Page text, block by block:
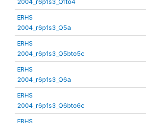
ERHS
2004_r6p1s3_Q5a
ERHS
2004_r6p1s3_Q5bto5c
ERHS
2004_r6p1s3_Q6a
ERHS
2004_r6p1s3_Q6bto6c
ERHS